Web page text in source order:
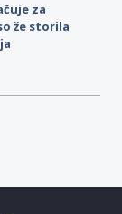
za
že storila